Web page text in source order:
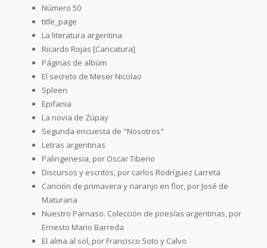
Número 50
title_page
La literatura argentina
Ricardo Rojas [Caricatura]
Páginas de albúm
El secreto de Meser Nicolao
Spleen
Epifania
La novia de Zúpay
Segunda encuesta de "Nosotros"
Letras argentinas
Palingenesia, por Oscar Tiberio
Discursos y escritos, por carlos Rodríguez Larreta
Canción de primavera y naranjo en flor, por José de
Maturana
Nuestro Parnaso. Colección de poesías argentinas, por
Ernesto Mario Barreda
El alma al sol, por Francisco Soto y Calvo